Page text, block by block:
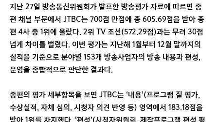
지난 27일 방송통신위원회가 발표한 방송평가 자료에 따르면 종
편 채널 부문에서 JTBC는 700점 만점에 총 605.69점을 받아 종
편 4사 중 1위에 올랐다. 2위 TV 조선(572.29점)과는 무려 30점
넘게 차이를 벌렸다. 이번 평가는 지난해 1월부터 12월 말까지의
실적을 기준으로 분야별 153개 방송사업자의 방송 내용과 편성,
운영을 종합적으로 판단한 결과다.
종편의 평가 세부항목을 보면 JTBC는 ‘내용’(프로그램 질 평가,
수상실적, 자체 심의, 시청자 의견 반영 등) 영역에서 183.18점을
받아 1위를 차지했다. ‘편성’(시청자위원회, 제작프로그램 편성 평